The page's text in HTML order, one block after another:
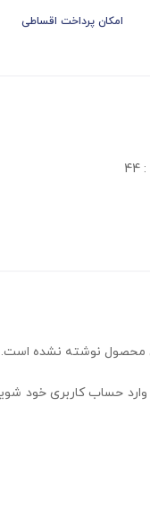
امکان پرداخت اقساطی
محصول نوشته نشده است.
وارد حساب کاربری خود